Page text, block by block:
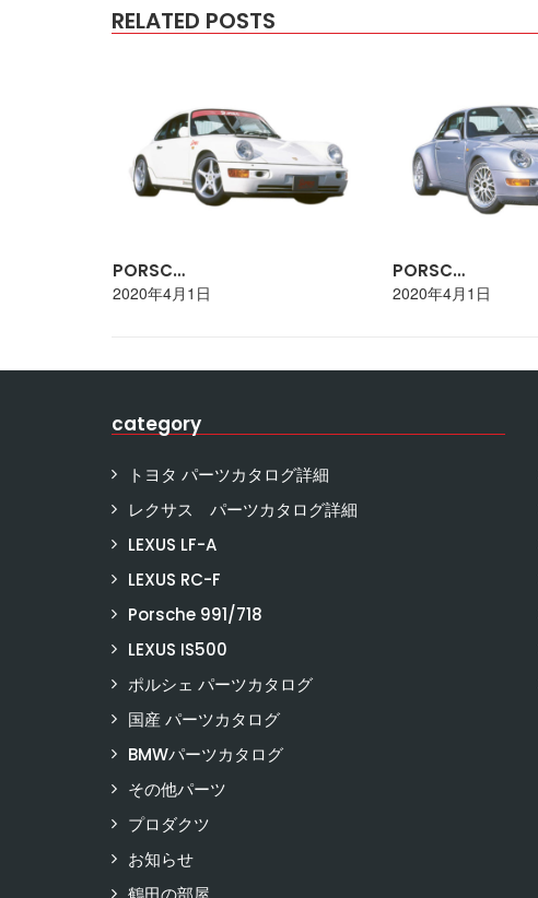
RELATED POSTS
PORSC…
2020年4月1日
PORSC…
2020年4月1日
category
トヨタ パーツカタログ詳細
レクサス パーツカタログ詳細
LEXUS LF-A
LEXUS RC-F
Porsche 991/718
LEXUS IS500
ポルシェ パーツカタログ
国産 パーツカタログ
BMWパーツカタログ
その他パーツ
プロダクツ
お知らせ